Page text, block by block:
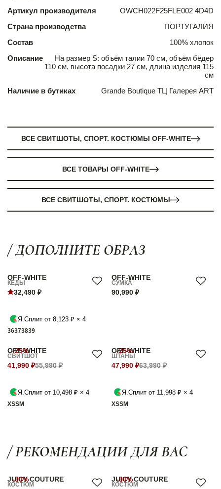
Артикул производителя
OWCH022F25FLE002 4D4D
Страна производства
ПОРТУГАЛИЯ
Состав
100% хлопок
Описание
На размер S: объём талии 70 см, объём бёдер
110 см, высота посадки 27 см, длина изделия 115
см
Наличие в бутиках
Grande Boutique ТЦ Галерея ART
ВСЕ СВИТШОТЫ, СПОРТ. КОСТЮМЫ OFF-WHITE
ВСЕ ТОВАРЫ OFF-WHITE
ВСЕ СВИТШОТЫ, СПОРТ. КОСТЮМЫ
/ ДОПОЛНИТЕ ОБРАЗ
OFF-WHITE
КЕДЫ
32,490 ₽
Я.Сплит от 8,123 ₽ × 4
36373839
OFF-WHITE
СУМКА
90,990 ₽
-25%
OFF-WHITE
СВИТШОТ
41,990 ₽55,990 ₽
Я.Сплит от 10,498 ₽ × 4
XSSM
-25%
OFF-WHITE
ШТАНЫ
47,990 ₽63,990 ₽
Я.Сплит от 11,998 ₽ × 4
XSSM
/ РЕКОМЕНДАЦИИ ДЛЯ ВАС
-30%
JUICY COUTURE
КОСТЮМ
-30%
JUICY COUTURE
КОСТЮМ